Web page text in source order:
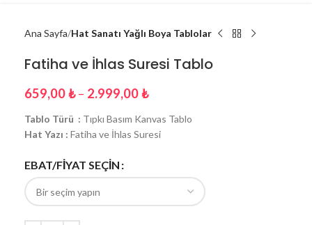
Ana Sayfa Hat Sanatı Yağlı Boya Tablolar
Fatiha ve İhlas Suresi Tablo
659,00₺ – 2.999,00₺
Tablo Türü : Tıpkı Basım Kanvas Tablo
Hat Yazı : Fatiha ve İhlas Suresi
EBAT/FİYAT SEÇİN